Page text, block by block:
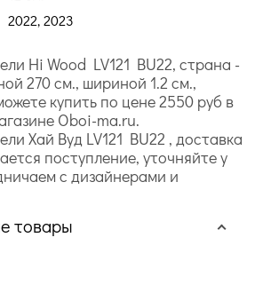
2022, 2023
Hi Wood LV121 BU22, страна -
270 cм., шириной 1.2 cм.,
купить по цене 2550 руб в
Oboi-ma.ru.
Хай Вуд LV121 BU22 , доставка
поступление, уточняйте у
с дизайнерами и
товары